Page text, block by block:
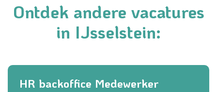
Ontdek andere vacatures
in IJsselstein:
HR backoffice Medewerker